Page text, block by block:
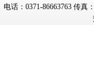
电话：0371-86663763 传真